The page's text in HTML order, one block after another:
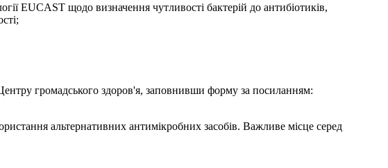
EUCAST щодо визначення чутливості бактерій до антибіотиків,
громадського здоров'я, заповнивши форму за посиланням:
альтернативних антимікробних засобів. Важливе місце серед